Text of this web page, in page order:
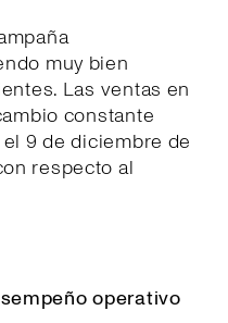
muy bien
Las ventas en
constante
9 de diciembre de
respecto al
operativo